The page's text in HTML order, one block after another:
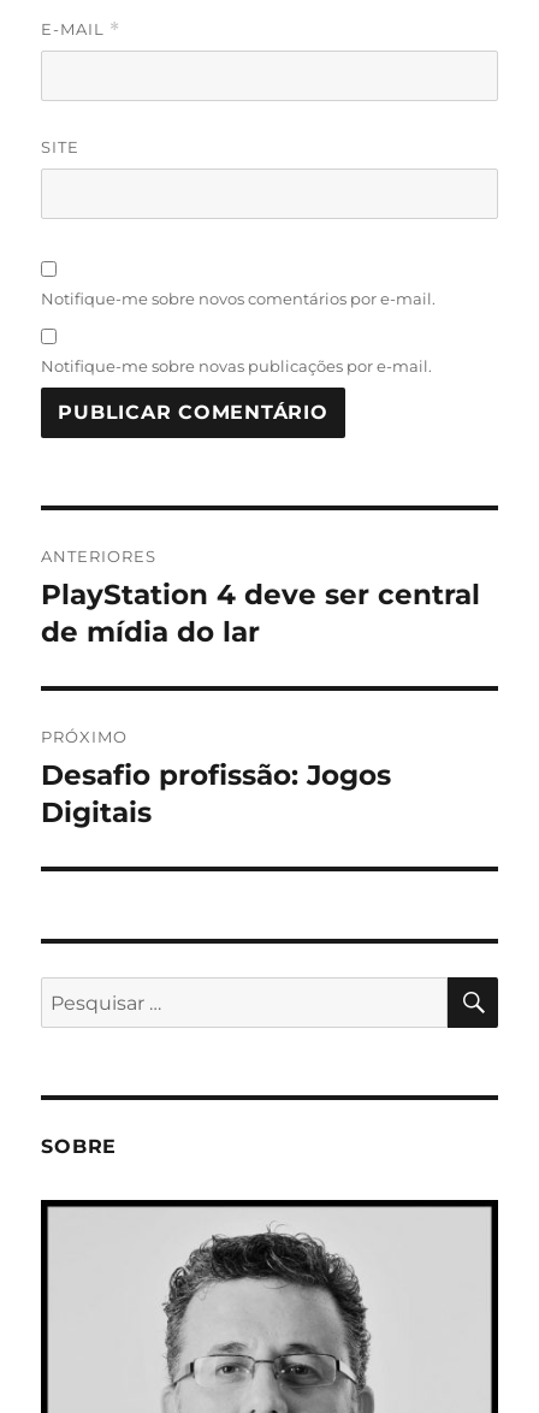
E-MAIL *
SITE
Notifique-me sobre novos comentários por e-mail.
Notifique-me sobre novas publicações por e-mail.
de
Post
ANTERIORES
Post
anterior:
PlayStation 4 deve ser central
de mídia do lar
PRÓXIMO
Próximo
post:
Desafio profissão: Jogos
Digitais
Pesquisar
por:
SOBRE